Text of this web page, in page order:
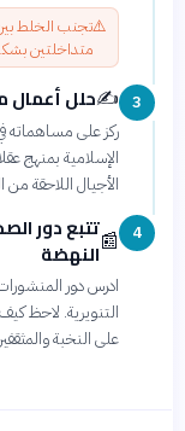
⚠️تجنب الخلط بين
متداخلتين
3
✍️حلل أعمال
ركز على مساهماته
الإسلامية بمنهج
الأجيال اللاحقة من
4
📰تتبع دور
النهضة
ادرس دور المنشورات
التنويرية. لاحظ
على النخبة